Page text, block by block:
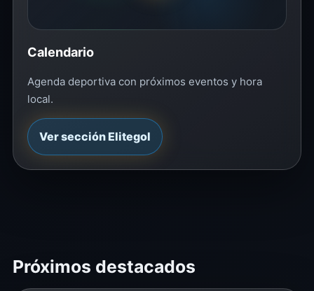
Calendario
Agenda deportiva con próximos eventos y hora
local.
Ver sección Elitegol
Próximos destacados